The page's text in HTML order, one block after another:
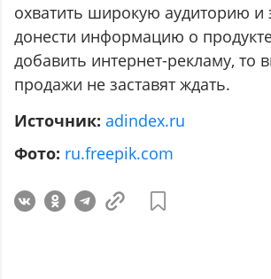
охватить широкую аудиторию и
донести информацию о
добавить интернет-рекламу, то
продажи не заставят ждать.
Источник: adindex.ru
Фото: ru.freepik.com